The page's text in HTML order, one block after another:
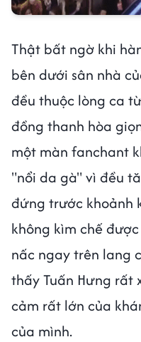
Thật bất ngờ khi
bên dưới sân nhà
đều thuộc lòng ca
đồng thanh hòa
một màn fanchant
"nổi da gà" vì đều
đứng trước khoảnh
không kìm chế
nấc ngay trên lang
thấy Tuấn Hưng rất
cảm rất lớn của
của mình.